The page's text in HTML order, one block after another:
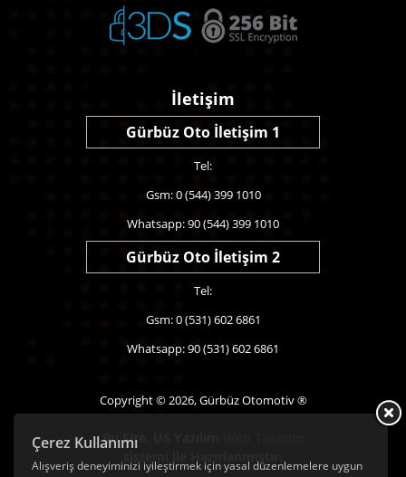
Çerez Kullanımı
Alışveriş deneyiminizi iyileştirmek için yasal düzenlemelere uygun
İletişim
Gürbüz Oto İletişim 1
Tel:
Gsm: 0 (544) 399 1010
Whatsapp: 90 (544) 399 1010
Gürbüz Oto İletişim 2
Tel:
Gsm: 0 (531) 602 6861
Whatsapp: 90 (531) 602 6861
Copyright © 2026, Gürbüz Otomotiv ®
Bu Site,